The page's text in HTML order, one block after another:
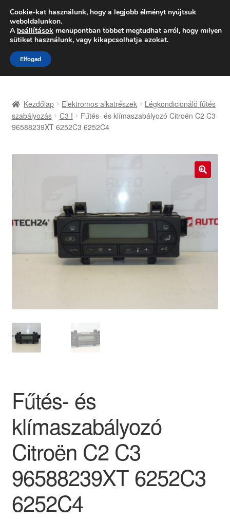
SZÁLLÍTÁS 2618 Ft-tól
Hétfő-Péntek 9:00–16:0006 80 088 054
Ugrás
a
navigációhoz
Kilépés
a
tartalomba
Adatvédelmi irányelvek
Panasz
Panaszkezelési szabályzat
Saját fiókom
Szekér
Kezdőlap Elektromos alkatrészek
Légkondicionáló fűtés
szabályozás
C3 I
Fűtés- és klímaszabályozó Citroën C2 C3
96588239XT 6252C3 6252C4
Fűtés- és
klímaszabályozó
Citroën C2 C3
96588239XT 6252C3
6252C4
Cookie-kat használunk, hogy a legjobb élményt nyújtsuk
weboldalunkon.
A beállítások menüpontban többet megtudhat arról, hogy milyen
sütiket használunk, vagy kikapcsolhatja azokat.
Elfogad